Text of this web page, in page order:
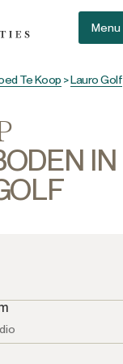
Menu
Te Koop >Lauro Golf
IN